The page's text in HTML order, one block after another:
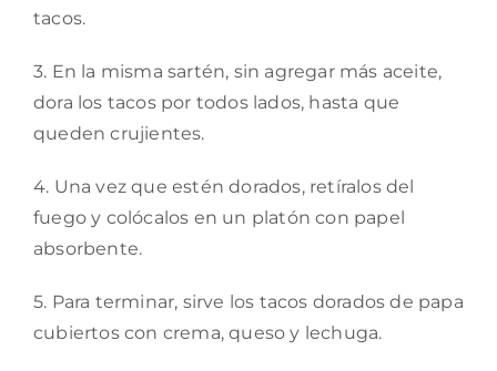
tacos.
3. En la misma sartén, sin agregar más aceite,
dora los tacos por todos lados, hasta que
queden crujientes.
4. Una vez que estén dorados, retíralos del
fuego y colócalos en un platón con papel
absorbente.
5. Para terminar, sirve los tacos dorados de papa
cubiertos con crema, queso y lechuga.